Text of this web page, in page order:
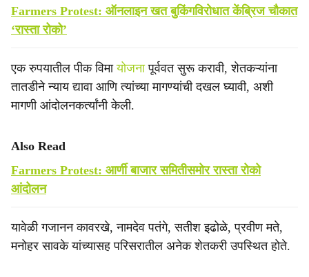
Farmers Protest: ऑनलाइन खत बुकिंगविरोधात केंब्रिज चौकात
‘रास्ता रोको’
एक रुपयातील पीक विमायोजनापूर्ववत सुरू करावी, शेतकऱ्यांना
तातडीने न्याय द्यावा आणि त्यांच्या मागण्यांची दखल घ्यावी, अशी
मागणी आंदोलनकर्त्यांनी केली.
Also Read
Farmers Protest: आर्णी बाजार समितीसमोर रास्ता रोको
आंदोलन
यावेळी गजानन कावरखे, नामदेव पतंगे, सतीश इढोळे, प्रवीण मते,
मनोहर सावके यांच्यासह परिसरातील अनेक शेतकरी उपस्थित होते.